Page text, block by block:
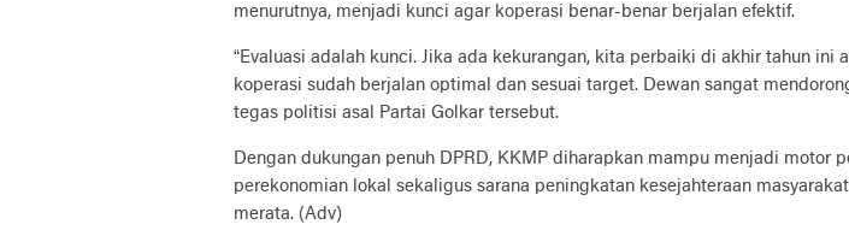
menurutnya, menjadi kunci agar koperasi benar-benar berjalan efektif.
“Evaluasi adalah kunci. Jika ada kekurangan, kita perbaiki di akhir tahun ini
koperasi sudah berjalan optimal dan sesuai target. Dewan sangat
tegas politisi asal Partai Golkar tersebut.
Dengan dukungan penuh DPRD, KKMP diharapkan mampu menjadi motor
perekonomian lokal sekaligus sarana peningkatan kesejahteraan
merata. (Adv)